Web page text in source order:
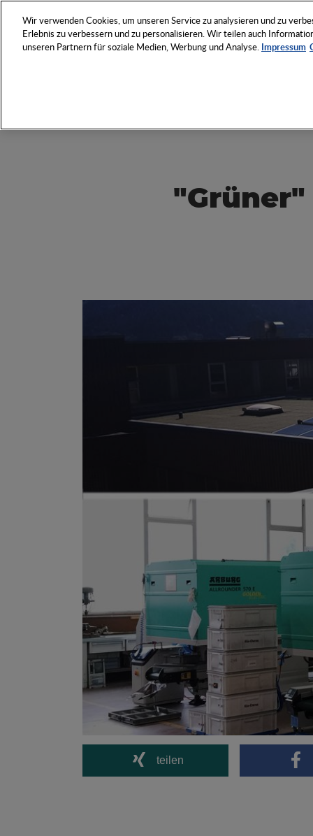
NETZWERK
teilen
Wir verwenden Cookies, um unseren Service zu analysieren und zu
Erlebnis zu verbessern und zu personalisieren. Wir teilen auch
unseren Partnern für soziale Medien, Werbung und Analyse. Impressum